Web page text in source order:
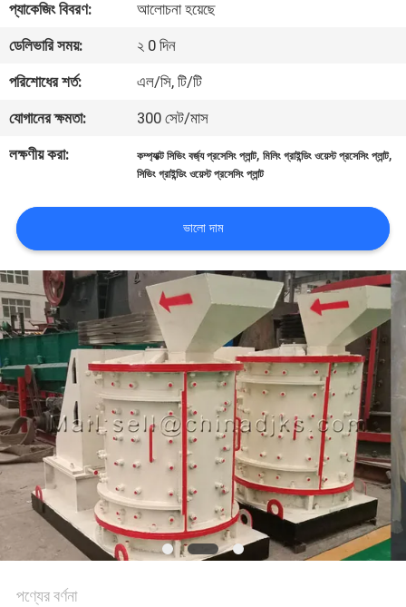
মান
নিয়ন্ত্রণ
যোগাযোগ
করুন
খবর
মামলা
সাইট
ম্যাপ
গোপনীয়তা
নীতি
প্যাকেজিং বিবরণ:
আলোচনা হয়েছে
ডেলিভারি সময়:
২ 0 দিন
পরিশোধের শর্ত:
এল/সি, টি/টি
যোগানের ক্ষমতা:
300 সেট/মাস
লক্ষণীয় করা:
কম্প্যাক্ট সিভিং বর্জ্য প্রসেসিং প্লান্ট,মিলিং গ্রাইন্ডিং ওয়েস্ট প্রসেসিং প্লান্ট,
সিভিং গ্রাইন্ডিং ওয়েস্ট প্রসেসিং প্লান্ট
ভালো দাম
পণ্যের বর্ণনা